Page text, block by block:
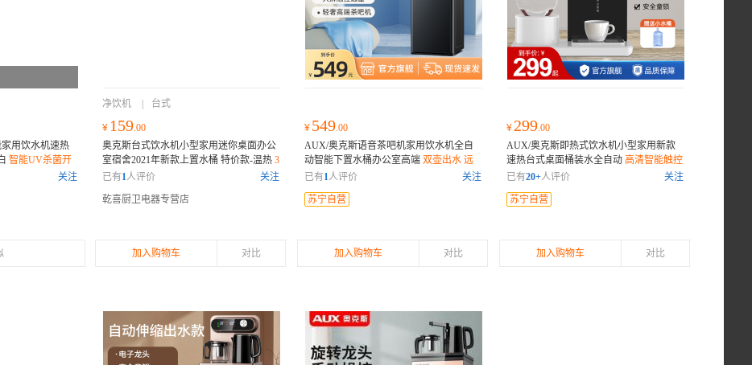
用饮水机速热
智能UV杀菌开
面板
关注
净饮机 台式
¥ 159.00
奥克斯台式饮水机小型家用迷你桌面办公
室宿舍2021年新款上置水桶 特价款-温热 3
04不锈钢热胆 只换不修
已有1人评价
关注
乾喜厨卫电器专营店
加入购物车 对比
¥ 549.00
AUX/奥克斯语音茶吧机家用饮水机全自
动智能下置水桶办公室高端 双壶出水 远
程遥控 多档调节
已有1人评价
关注
苏宁自营
加入购物车 对比
¥ 299.00
AUX/奥克斯即热式饮水机小型家用新款
速热台式桌面桶装水全自动 高清智能触控
面板 适配多种小桶装水 插电即用免安装
已有20+人评价
关注
苏宁自营
加入购物车 对比